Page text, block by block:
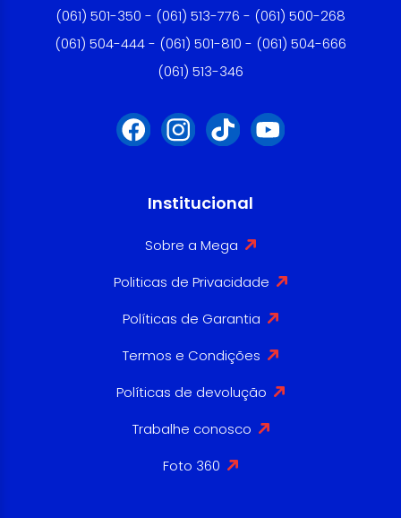
(061) 501-350 - (061) 513-776 - (061) 500-268
(061) 504-444 - (061) 501-810 - (061) 504-666
(061) 513-346
Institucional
Sobre a Mega
Politicas de Privacidade
Políticas de Garantia
Termos e Condições
Políticas de devolução
Trabalhe conosco
Foto 360